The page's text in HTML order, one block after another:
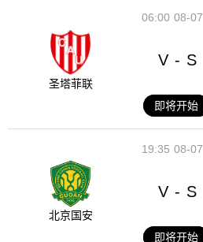
08-07
06:00
圣塔菲联
V - S
即将开始
08-07
19:35
北京国安
V - S
即将开始